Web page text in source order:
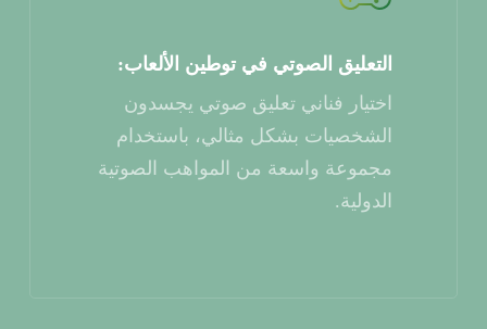
التعليق الصوتي في توطين الألعاب:
اختيار فناني تعليق صوتي يجسدون
الشخصيات بشكل مثالي، باستخدام
مجموعة واسعة من المواهب الصوتية
الدولية.